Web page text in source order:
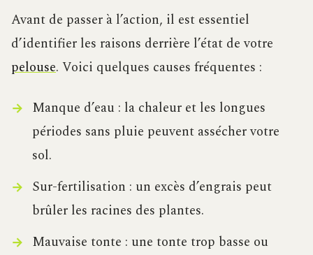
Avant de passer à l’action, il est essentiel
d’identifier les raisons derrière l’état de votre
pelouse. Voici quelques causes fréquentes :
Manque d’eau : la chaleur et les longues
périodes sans pluie peuvent assécher votre
sol.
Sur-fertilisation : un excès d’engrais peut
brûler les racines des plantes.
Mauvaise tonte : une tonte trop basse ou